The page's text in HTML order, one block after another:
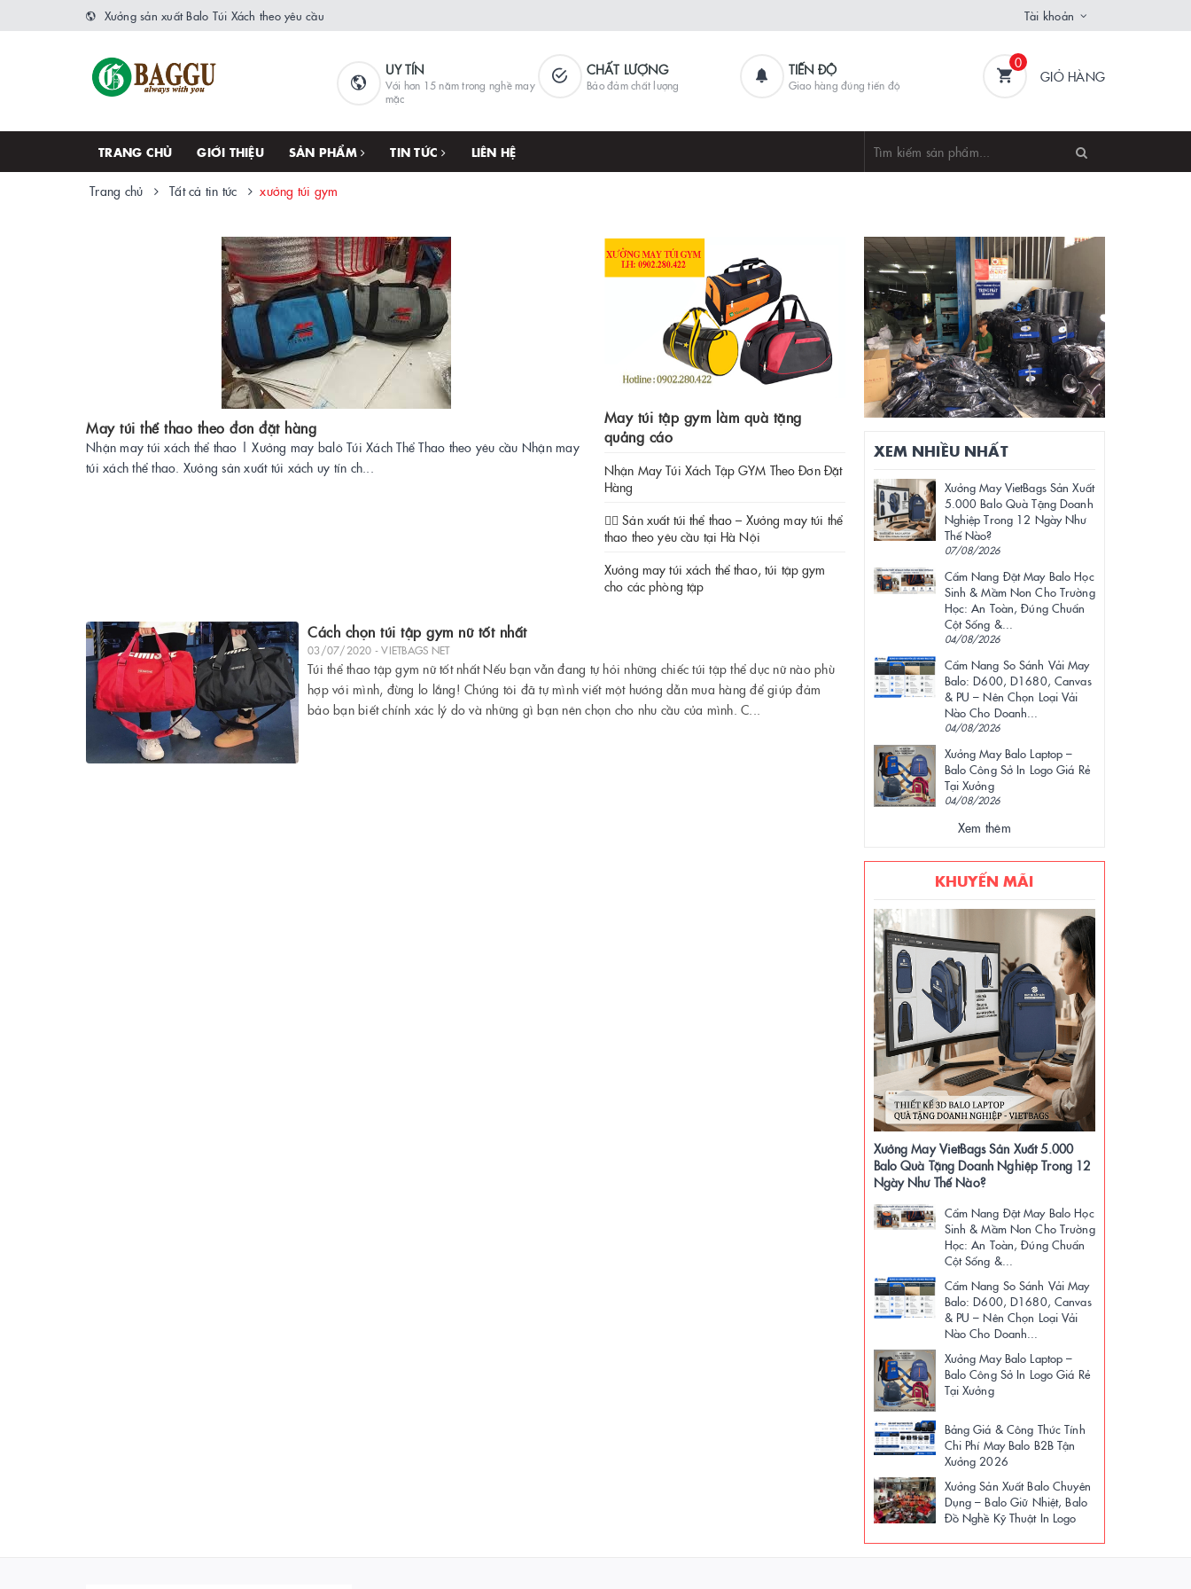
Xưởng sản xuất Balo Túi Xách theo yêu cầu Tài khoản
UY TÍN
Với hơn 15 năm trong nghề may
mặc
CHẤT LƯỢNG
Bảo đảm chất lượng
TIẾN ĐỘ
Giao hàng đúng tiến độ
0
GIỎ HÀNG
TRANG CHỦ GIỚI THIỆU SẢN PHẨM TIN TỨC LIÊN HỆ
Trang chủ Tất cả tin tức xưởng túi gym
May túi thể thao theo đơn đặt hàng
Nhận may túi xách thể thao | Xưởng may balô Túi Xách Thể Thao theo yêu cầu Nhận may
túi xách thể thao. Xưởng sản xuất túi xách uy tín ch...
May túi tập gym làm quà tặng
quảng cáo
Nhận May Túi Xách Tập GYM Theo Đơn Đặt
Hàng
🏋️‍♂️ Sản xuất túi thể thao – Xưởng may túi thể
thao theo yêu cầu tại Hà Nội
Xưởng may túi xách thể thao, túi tập gym
cho các phòng tập
Cách chọn túi tập gym nữ tốt nhất
03/07/2020 - VIETBAGS NET
Túi thể thao tập gym nữ tốt nhất Nếu bạn vẫn đang tự hỏi những chiếc túi tập thể dục nữ nào phù
hợp với mình, đừng lo lắng! Chúng tôi đã tự mình viết một hướng dẫn mua hàng để giúp đảm
bảo bạn biết chính xác lý do và những gì bạn nên chọn cho nhu cầu của mình. C...
XEM NHIỀU NHẤT
Xưởng May VietBags Sản Xuất
5.000 Balo Quà Tặng Doanh
Nghiệp Trong 12 Ngày Như
Thế Nào?
07/08/2026
Cẩm Nang Đặt May Balo Học
Sinh & Mầm Non Cho Trường
Học: An Toàn, Đúng Chuẩn
Cột Sống &...
04/08/2026
Cẩm Nang So Sánh Vải May
Balo: D600, D1680, Canvas
& PU – Nên Chọn Loại Vải
Nào Cho Doanh...
04/08/2026
Xưởng May Balo Laptop –
Balo Công Sở In Logo Giá Rẻ
Tại Xưởng
04/08/2026
Xem thêm
KHUYẾN MÃI
Xưởng May VietBags Sản Xuất 5.000
Balo Quà Tặng Doanh Nghiệp Trong 12
Ngày Như Thế Nào?
Cẩm Nang Đặt May Balo Học
Sinh & Mầm Non Cho Trường
Học: An Toàn, Đúng Chuẩn
Cột Sống &...
Cẩm Nang So Sánh Vải May
Balo: D600, D1680, Canvas
& PU – Nên Chọn Loại Vải
Nào Cho Doanh...
Xưởng May Balo Laptop –
Balo Công Sở In Logo Giá Rẻ
Tại Xưởng
Bảng Giá & Công Thức Tính
Chi Phí May Balo B2B Tận
Xưởng 2026
Xưởng Sản Xuất Balo Chuyên
Dụng – Balo Giữ Nhiệt, Balo
Đồ Nghề Kỹ Thuật In Logo